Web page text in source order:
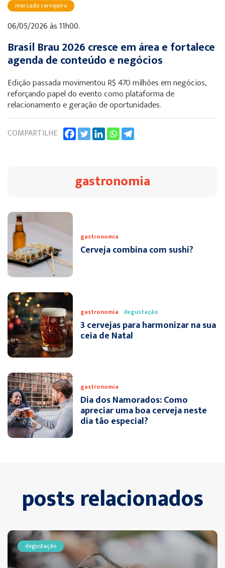
mercado cervejeiro
06/05/2026 às 11h00.
Brasil Brau 2026 cresce em área e fortalece
agenda de conteúdo e negócios
Edição passada movimentou R$ 470 milhões em negócios,
reforçando papel do evento como plataforma de
relacionamento e geração de oportunidades.
COMPARTILHE
gastronomia
gastronomia
Cerveja combina com sushi?
gastronomia degustação
3 cervejas para harmonizar na sua
ceia de Natal
gastronomia
Dia dos Namorados: Como
apreciar uma boa cerveja neste
dia tão especial?
posts relacionados
degustação